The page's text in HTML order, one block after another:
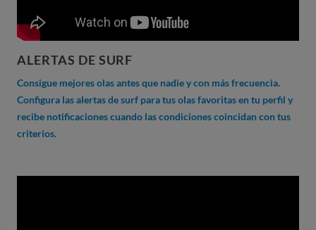
ALERTAS DE SURF
Consigue mejores olas antes que nadie y con más frecuencia.
Configura las alertas de surf para tus olas favoritas en tu perfil y
recibe notificaciones cuando las condiciones coincidan con tus
criterios.